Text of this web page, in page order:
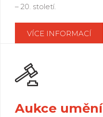
– 20. století.
VÍCE INFORMACÍ
Aukce umění